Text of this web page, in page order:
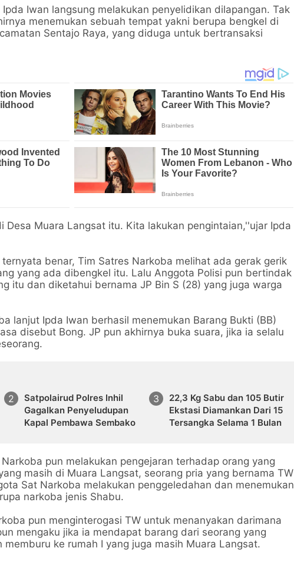
Iwan langsung melakukan penyelidikan dilapangan. Tak
menemukan sebuah tempat yakni berupa bengkel di
Sentajo Raya, yang diduga untuk bertransaksi
Desa Muara Langsat itu. Kita lakukan pengintaian,''ujar Ipda
benar, Tim Satres Narkoba melihat ada gerak gerik
yang ada dibengkel itu. Lalu Anggota Polisi pun bertindak
itu dan diketahui bernama JP Bin S (28) yang juga warga
lanjut Ipda Iwan berhasil menemukan Barang Bukti (BB)
disebut Bong. JP pun akhirnya buka suara, jika ia selalu
Satpolairud Polres Inhil
Gagalkan Penyeludupan
Kapal Pembawa Sembako
22,3 Kg Sabu dan 105 Butir
Ekstasi Diamankan Dari 15
Tersangka Selama 1 Bulan
pun melakukan pengejaran terhadap orang yang
masih di Muara Langsat, seorang pria yang bernama TW
Sat Narkoba melakukan penggeledahan dan menemukan
narkoba jenis Shabu.
pun menginterogasi TW untuk menanyakan darimana
mengaku jika ia mendapat barang dari seorang yang
ke rumah I yang juga masih Muara Langsat.